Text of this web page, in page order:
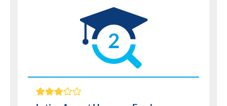
2